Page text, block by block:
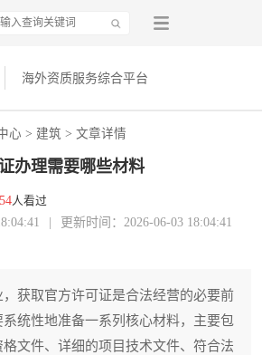
海外资质服务综合平台
心 > 建筑 > 文章详情
办理需要哪些材料
人看过
更新时间：2026-06-03 18:04:41
获取官方许可证是合法经营的必要前
统性地准备一系列核心材料，主要包
文件、详细的项目技术文件、符合法